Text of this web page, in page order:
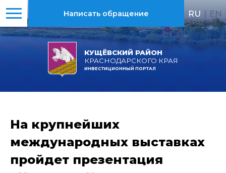
КУЩЁВСКИЙ РАЙОН
КРАСНОДАРСКОГО КРАЯ
ИНВЕСТИЦИОННЫЙ ПОРТАЛ
Написать обращение RU | EN
На крупнейших
международных выставках
пройдет презентация